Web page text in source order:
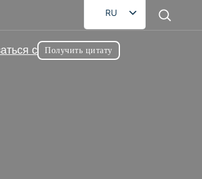
RU
EN
FR
с Получить цитату